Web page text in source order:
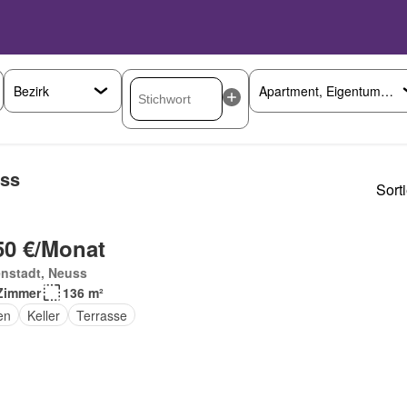
€/Monat
Neuss
136 m²
Keller Terrasse